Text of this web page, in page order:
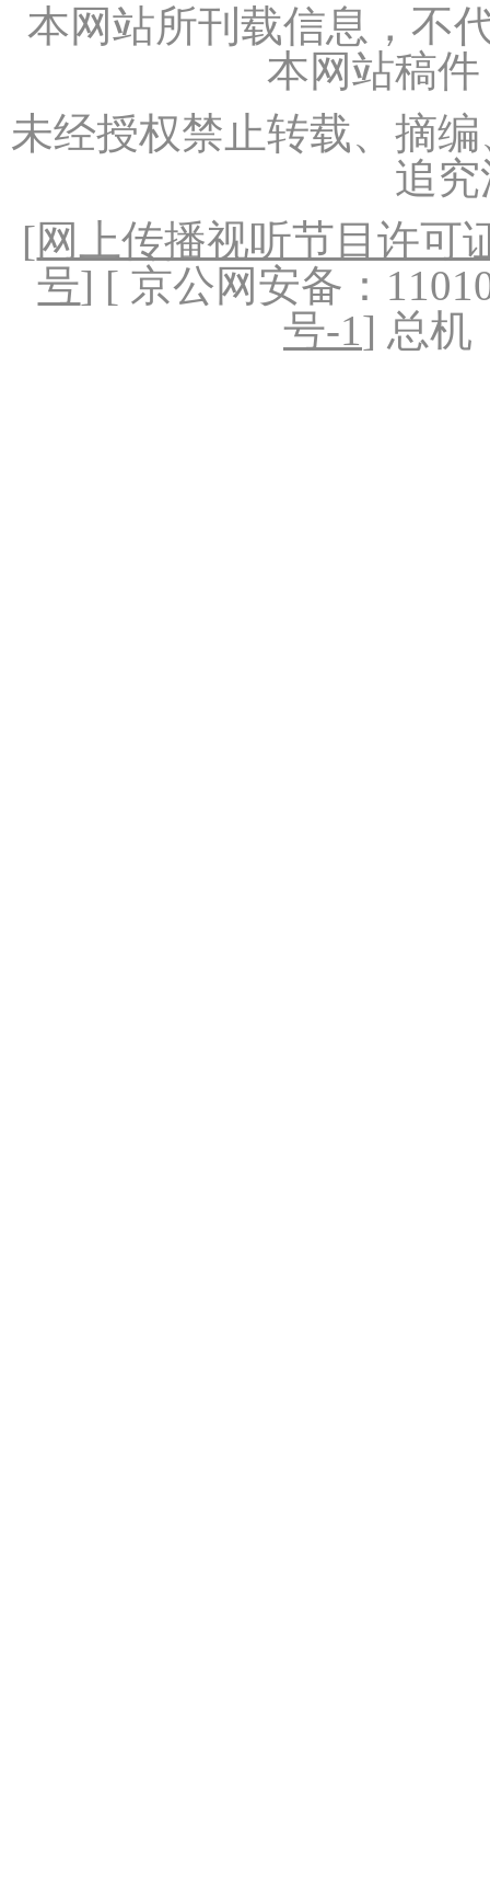
本网站所刊载信息，不
本网站稿
未经授权禁止转载、摘
追
[网上传播视听节目许可
号] [ 京公网安备：
号-1] 总机